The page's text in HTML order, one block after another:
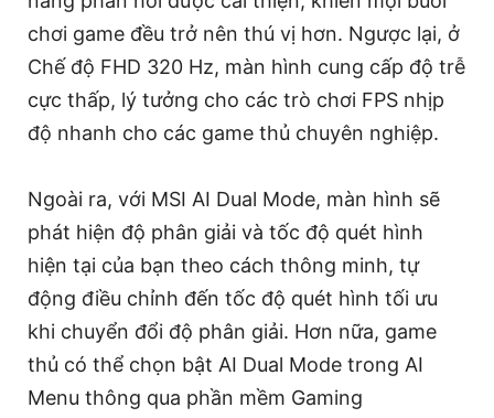
chơi game đều trở nên thú vị hơn. Ngược lại, ở
Chế độ FHD 320 Hz, màn hình cung cấp độ trễ
cực thấp, lý tưởng cho các trò chơi FPS nhịp
độ nhanh cho các game thủ chuyên nghiệp.
Ngoài ra, với MSI AI Dual Mode, màn hình sẽ
phát hiện độ phân giải và tốc độ quét hình
hiện tại của bạn theo cách thông minh, tự
động điều chỉnh đến tốc độ quét hình tối ưu
khi chuyển đổi độ phân giải. Hơn nữa, game
thủ có thể chọn bật AI Dual Mode trong AI
Menu thông qua phần mềm Gaming